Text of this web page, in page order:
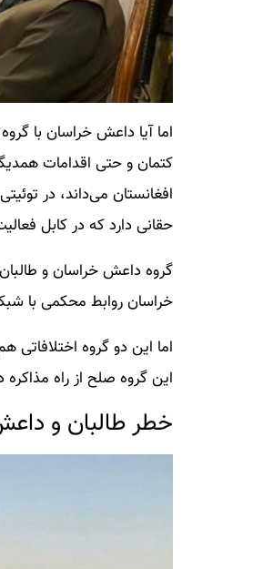
اما آیا داعش خراسان با
کتمان و حتی اقدامات
افغانستان می‌داند، در
حقانی دارد که در کابل
گروه داعش خراسان و
خراسان روابط محکمی با
اما این دو گروه
این گروه صلح از راه
خطر طالبان و